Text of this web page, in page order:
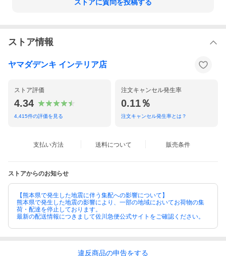
ストアに質問を投稿する
ストア情報
ヤマダデンキ インテリア店
ストア評価
4.34
4,415件の評価を見る
注文キャンセル発生率
0.11％
注文キャンセル発生率とは？
支払い方法 送料について 販売条件
ストアからのお知らせ
【熊本県で発生した地震に伴う集配への影響について】
熊本県で発生した地震の影響により、一部の地域においてお荷物の集
荷・配達を停止しております。
最新の配送情報につきまして佐川急便公式サイトをご確認ください。
違反商品の申告をする